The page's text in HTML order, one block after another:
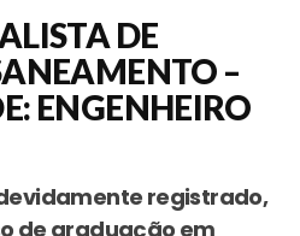
DE
–
ENGENHEIRO
devidamente registrado,
de graduação em